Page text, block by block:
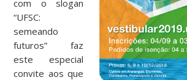
com o slogan
“UFSC:
semeando
futuros” faz
este especial
convite aos que